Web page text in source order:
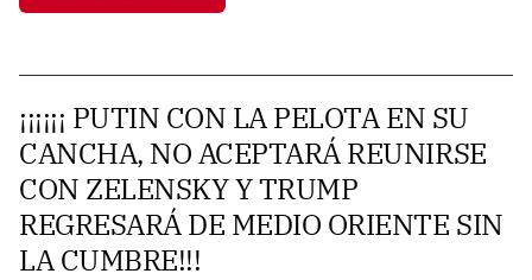
¡¡¡¡¡¡ PUTIN CON LA PELOTA EN SU
CANCHA, NO ACEPTARÁ REUNIRSE
CON ZELENSKY Y TRUMP
REGRESARÁ DE MEDIO ORIENTE SIN
LA CUMBRE!!!